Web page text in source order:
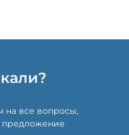
все вопросы,
предложение